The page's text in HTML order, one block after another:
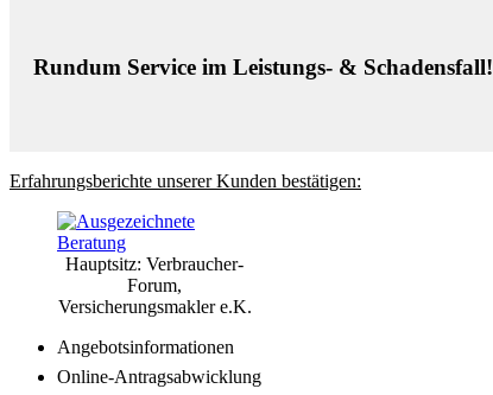
Rundum Service im Leistungs- & Schadensfall!
Erfahrungsberichte unserer Kunden bestätigen:
Hauptsitz: Verbraucher-
Forum,
Versicherungsmakler e.K.
Angebotsinformationen
Online-Antragsabwicklung